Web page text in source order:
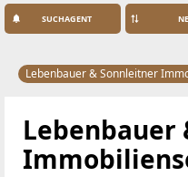
SUCHAGENT
Lebenbauer & Sonnleitner
Lebenbauer